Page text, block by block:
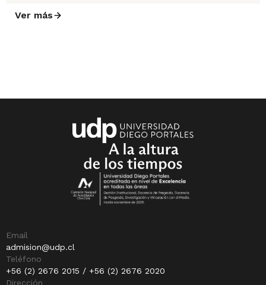
Ver más
Email
admision@udp.cl
Teléfono
+56 (2) 2676 2015 / +56 (2) 2676 2020
Dirección